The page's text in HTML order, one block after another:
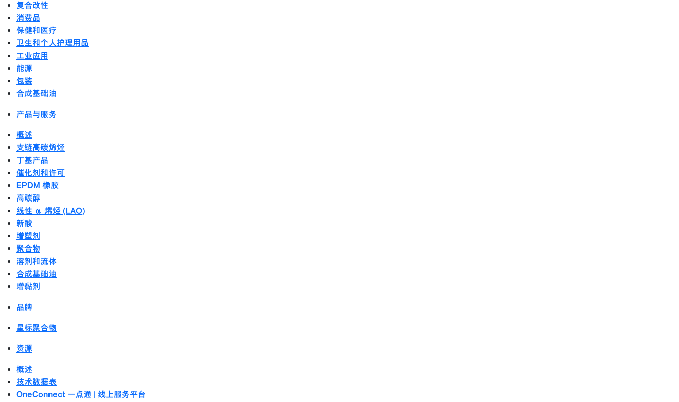
复合改性
消费品
保健和医疗
卫生和个人护理用品
工业应用
能源
包装
合成基础油
产品与服务
概述
支链高碳烯烃
丁基产品
催化剂和许可
EPDM 橡胶
高碳醇
线性 α 烯烃 (LAO)
新酸
增塑剂
聚合物
溶剂和流体
合成基础油
增黏剂
品牌
星标聚合物
资源
概述
技术数据表
OneConnect 一点通 | 线上服务平台